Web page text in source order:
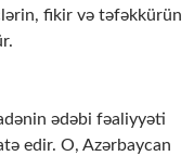
fikir və təfəkkürün
ədəbi fəaliyyəti
edir. O, Azərbaycan